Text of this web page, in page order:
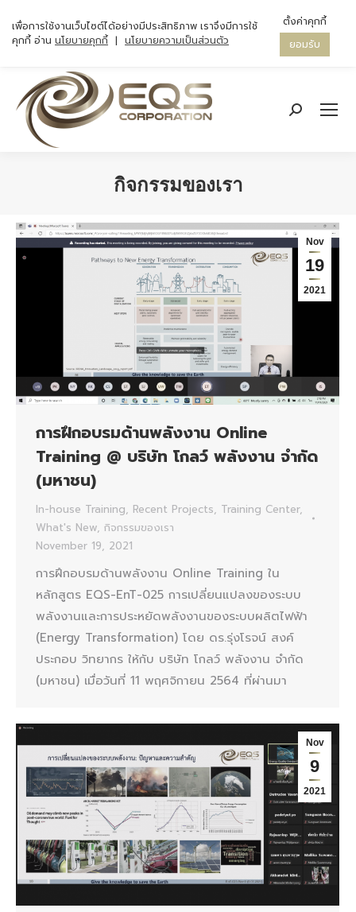
Search:
กิจกรรมของเรา
Nov
19
2021
การฝึกอบรมด้านพลังงาน Online
Training @ บริษัท โกลว์ พลังงาน จำกัด
(มหาชน)
In-house Training, Recent Projects, Training Center,
What's New, กิจกรรมของเรา
November 19, 2021
การฝึกอบรมด้านพลังงาน Online Training ใน
หลักสูตร EQS-EnT-025 การเปลี่ยนแปลงของระบบ
พลังงานและการประหยัดพลังงานของระบบผลิตไฟฟ้า
(Energy Transformation) โดย ดร.รุ่งโรจน์ สงค์
ประกอบ วิทยากร ให้กับ บริษัท โกลว์ พลังงาน จำกัด
(มหาชน) เมื่อวันที่ 11 พฤศจิกายน 2564 ที่ผ่านมา
Nov
9
2021
เพื่อการใช้งานเว็บไซต์ได้อย่างมีประสิทธิภาพ เราจึงมีการใช้
คุกกี้ อ่าน นโยบายคุกกี้ | นโยบายความเป็นส่วนตัว
ตั้งค่าคุกกี้
ยอมรับ